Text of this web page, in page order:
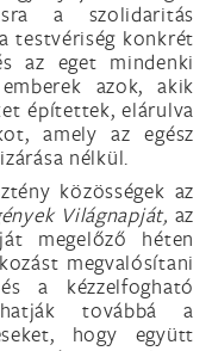
a szolidaritás
testvériség konkrét
az eget mindenki
azok, akik
építettek, elárulva
amely az egész
nélkül.
közösségek az
Világnapját, az
megelőző héten
megvalósítani
a kézzelfogható
továbbá a
hogy együtt